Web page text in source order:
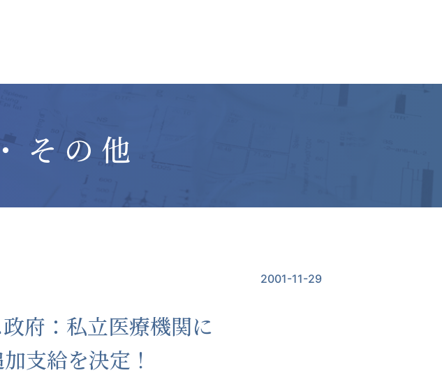
その他
2001-11-29
府：私立医療機関に
支給を決定！